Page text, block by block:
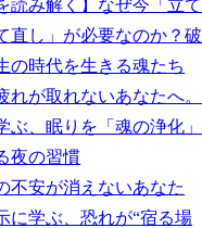
読み解く】なぜ今「立て
直し」が必要なのか？破
の時代を生きる魂たち
れが取れないあなたへ。
ぶ、眠りを「魂の浄化」
夜の習慣
不安が消えないあなた
に学ぶ、恐れが“宿る場